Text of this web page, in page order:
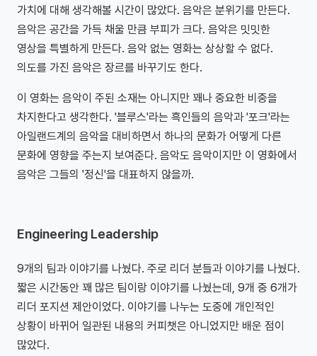
가치에 대해 생각해볼 시간이 많았다. 음악은 분위기를 만든다.
음악은 공간을 가득 채울 만큼 부피가 크다. 음악은 밋밋한
영상을 특별하게 만든다. 음악 없는 영화는 상상할 수 없다.
의도를 가진 음악은 장르를 바꾸기도 한다.
이 영화는 음악이 주된 소재는 아니지만 꽤나 중요한 비중을
차지한다고 생각한다. '블루스'라는 흑인들의 음악과 '포크'라는
아일랜드계의 음악을 대비하면서 하나의 문화가 어떻게 다른
문화에 영향을 주는지 보여준다. 음악도 음악이지만 이 영화에서
음악은 그들의 '정신'을 대표하지 않을까.
Engineering Leadership
9개의 팀과 이야기를 나눴다. 주로 리더 분들과 이야기를 나눴다.
짧은 시간동안 꽤 많은 팀이랑 이야기를 나눴는데, 9개 중 6개가
리더 포지션 제안이었다. 이야기를 나누는 도중에 개인적인
상황이 바뀌어 일관된 내용의 커피챗은 아니었지만 배운 점이
많았다.